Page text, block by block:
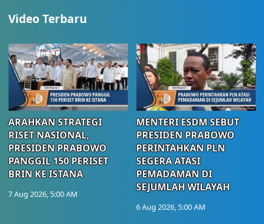
Video Terbaru
ARAHKAN STRATEGI
RISET NASIONAL,
PRESIDEN PRABOWO
PANGGIL 150 PERISET
BRIN KE ISTANA
7 Aug 2026, 5:00 AM
MENTERI ESDM SEBUT
PRESIDEN PRABOWO
PERINTAHKAN PLN
SEGERA ATASI
PEMADAMAN DI
SEJUMLAH WILAYAH
6 Aug 2026, 5:00 AM